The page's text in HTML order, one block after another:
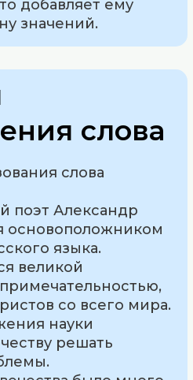
добавляет ему
значений.
слова
слова
поэт Александр
основоположником
языка.
великой
со всего мира.
науки
решать